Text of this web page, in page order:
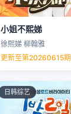
小姐不熙娣
徐熙娣 柳翰雅
更新至第20260615期
日韩综艺